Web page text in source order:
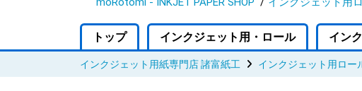
トップ インクジェット用・ロール イン
インクジェット用紙専門店 諸富紙工 インクジェット用ロー